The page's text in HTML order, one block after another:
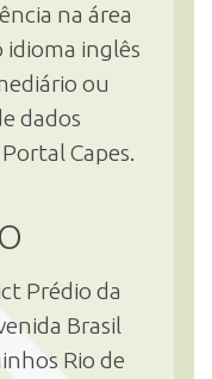
na área
idioma inglês
ou
dados
Capes.
Prédio da
Brasil
Rio de